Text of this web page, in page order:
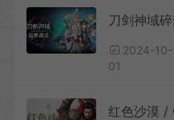
2024-10-
01